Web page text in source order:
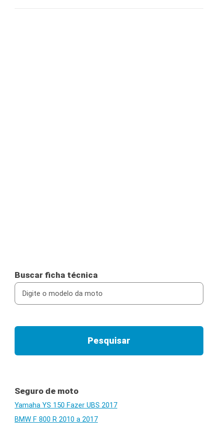
Buscar ficha técnica
Seguro de moto
Yamaha YS 150 Fazer UBS 2017
BMW F 800 R 2010 a 2017